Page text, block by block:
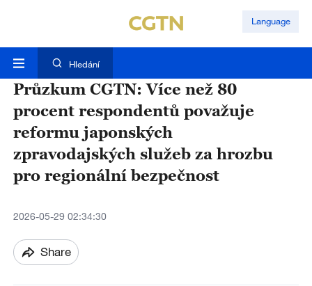
Language
Hledání
Průzkum CGTN: Více než 80
procent respondentů považuje
reformu japonských
zpravodajských služeb za hrozbu
pro regionální bezpečnost
2026-05-29 02:34:30
Share